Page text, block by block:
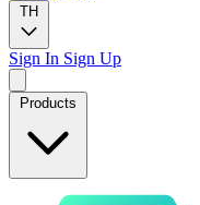
TH
Sign In Sign Up
Products